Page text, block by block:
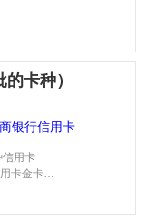
卡种）
银行信用卡
信用卡
卡金卡